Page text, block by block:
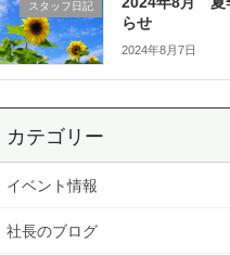
スタッフ日記
らせ
2024年8月7日
カテゴリー
イベント情報
社長のブログ